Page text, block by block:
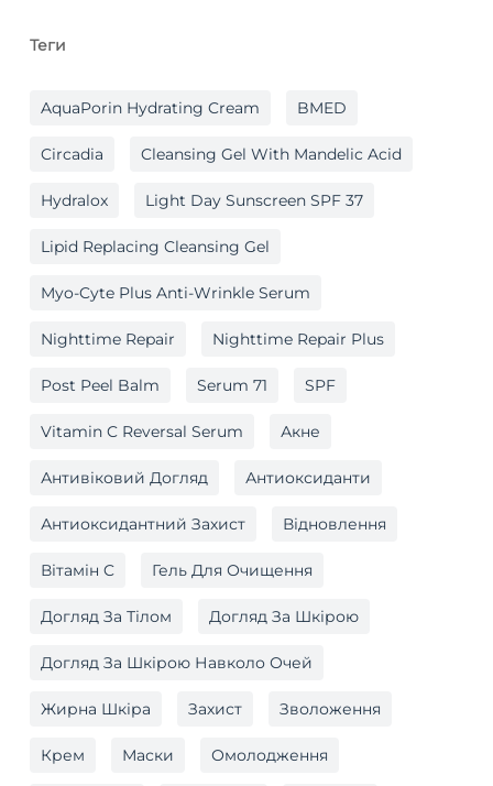
Теги
AquaPorin Hydrating Cream BMED
Circadia Cleansing Gel With Mandelic Acid
Hydralox Light Day Sunscreen SPF 37
Lipid Replacing Cleansing Gel
Myo-Cyte Plus Anti-Wrinkle Serum
Nighttime Repair Nighttime Repair Plus
Post Peel Balm Serum 71 SPF
Vitamin C Reversal Serum Акне
Антивіковий Догляд Антиоксиданти
Антиоксидантний Захист Відновлення
Вітамін C Гель Для Очищення
Догляд За Тілом Догляд За Шкірою
Догляд За Шкірою Навколо Очей
Жирна Шкіра Захист Зволоження
Крем Маски Омолодження